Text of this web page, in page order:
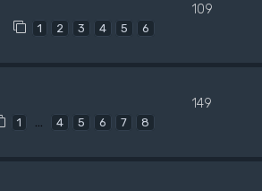
1 2 3 4 5 6
109
1 … 4 5 6 7 8
149